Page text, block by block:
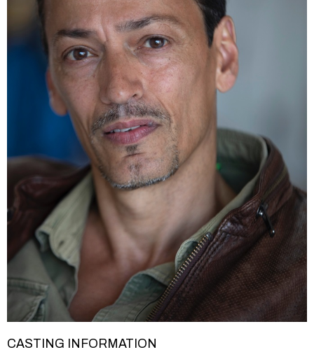
CASTING INFORMATION